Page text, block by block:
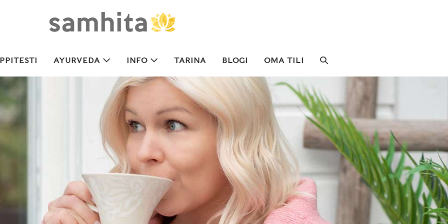
AYURVEDA INFO TARINA BLOGI OMA TILI
SEARCH